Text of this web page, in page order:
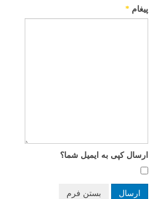
پیغام *
ارسال کپی به ایمیل شما؟
ارسال بستن فرم